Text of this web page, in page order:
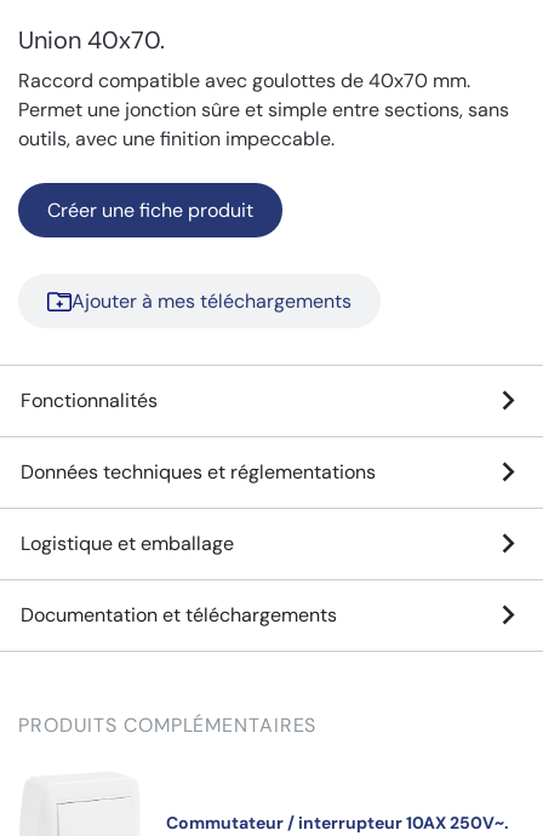
Union 40x70.
Raccord compatible avec goulottes de 40x70 mm.
Permet une jonction sûre et simple entre sections, sans
outils, avec une finition impeccable.
Créer une fiche produit
Ajouter à mes téléchargements
Fonctionnalités
Données techniques et réglementations
Logistique et emballage
Documentation et téléchargements
PRODUITS COMPLÉMENTAIRES
Commutateur / interrupteur 10AX 250V~.